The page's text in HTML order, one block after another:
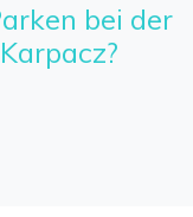
bei der